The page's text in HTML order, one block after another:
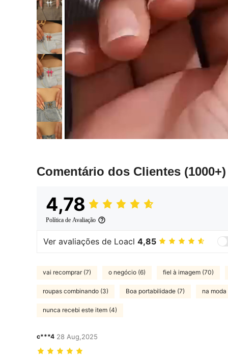
Comentário dos Clientes (1000+)
4,78
Política de Avaliação
Ver avaliações de Loacl 4,85
vai recomprar (7) o negócio (6) fiel à imagem (70)
roupas combinando (3) Boa portabilidade (7) na moda
nunca recebi este item (4)
c***4 28 Aug,2025